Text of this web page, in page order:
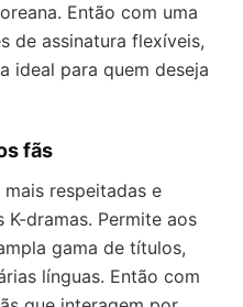
Então com uma
de assinatura flexíveis,
ideal para quem deseja
fãs
respeitadas e
dramas. Permite aos
gama de títulos,
línguas. Então com